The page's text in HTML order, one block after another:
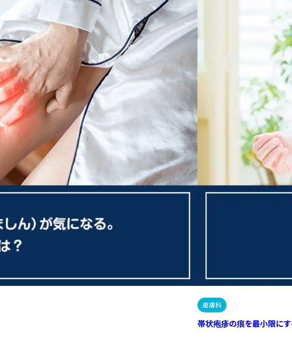
皮膚科
帯状疱疹の痕を最小限にす